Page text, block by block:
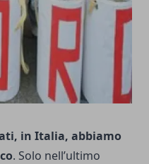
in Italia, abbiamo
. Solo nell’ultimo